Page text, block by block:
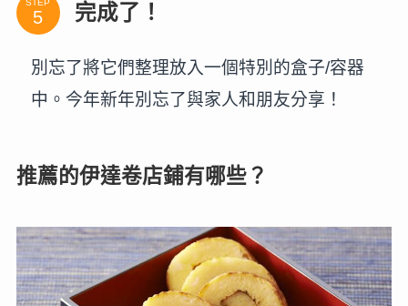
STEP 完成了！
別忘了將它們整理放入一個特別的盒子/容器
中。今年新年別忘了與家人和朋友分享！
推薦的伊達卷店鋪有哪些？